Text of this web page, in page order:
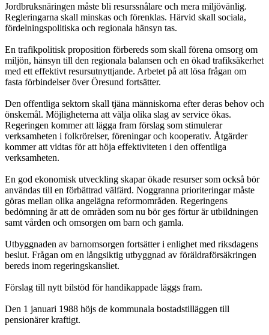
Jordbruksnäringen måste bli resurssnålare och mera miljövänlig.
Regleringarna skall minskas och förenklas. Härvid skall sociala,
fördelningspolitiska och regionala hänsyn tas.
En trafikpolitisk proposition förbereds som skall förena omsorg om
miljön, hänsyn till den regionala balansen och en ökad trafiksäkerhet
med ett effektivt resursutnyttjande. Arbetet på att lösa frågan om
fasta förbindelser över Öresund fortsätter.
Den offentliga sektorn skall tjäna människorna efter deras behov och
önskemål. Möjligheterna att välja olika slag av service ökas.
Regeringen kommer att lägga fram förslag som stimulerar
verksamheten i folkrörelser, föreningar och kooperativ. Åtgärder
kommer att vidtas för att höja effektiviteten i den offentliga
verksamheten.
En god ekonomisk utveckling skapar ökade resurser som också bör
användas till en förbättrad välfärd. Noggranna prioriteringar måste
göras mellan olika angelägna reformområden. Regeringens
bedömning är att de områden som nu bör ges förtur är utbildningen
samt vården och omsorgen om barn och gamla.
Utbyggnaden av barnomsorgen fortsätter i enlighet med riksdagens
beslut. Frågan om en långsiktig utbyggnad av föräldraförsäkringen
bereds inom regeringskansliet.
Förslag till nytt bilstöd för handikappade läggs fram.
Den 1 januari 1988 höjs de kommunala bostadstilläggen till
pensionärer kraftigt.